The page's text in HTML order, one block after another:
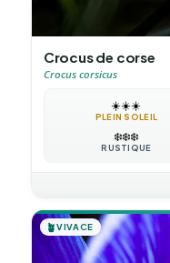
Crocus de corse
Crocus corsicus
☀️☀️☀️
PLEIN SOLEIL
❄️❄️❄️
RUSTIQUE
🪴VIVACE